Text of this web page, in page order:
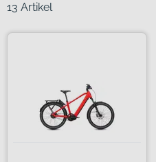
13 Artikel